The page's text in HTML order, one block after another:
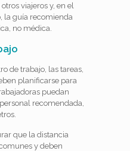
viajeros y, en el
la guía recomienda
no médica.
de trabajo, las tareas,
planificarse para
puedan
recomendada,
que la distancia
y deben